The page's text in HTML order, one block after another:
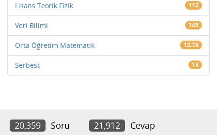
Lisans Teorik Fizik 112
Veri Bilimi 145
Orta Öğretim Matematik 12.7k
Serbest 1k
20,359 Soru 21,912 Cevap